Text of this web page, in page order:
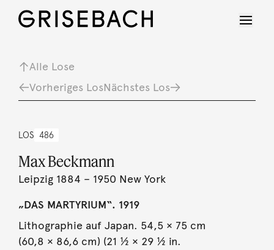
Alle Lose
Vorheriges LosNächstes Los
LOS 486
Max Beckmann
Leipzig 1884 – 1950 New York
„DAS MARTYRIUM“. 1919
Lithographie auf Japan. 54,5 × 75 cm
(60,8 × 86,6 cm) (21 ½ × 29 ½ in.